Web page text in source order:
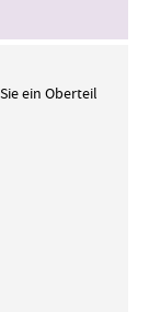
ein Oberteil